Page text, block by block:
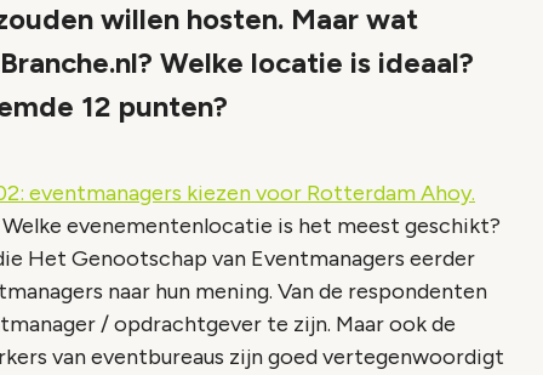
willen hosten. Maar wat
Welke locatie is ideaal?
12 punten?
eventmanagers kiezen voor Rotterdam Ahoy.
evenementenlocatie is het meest geschikt?
Het Genootschap van Eventmanagers eerder
naar hun mening. Van de respondenten
/ opdrachtgever te zijn. Maar ook de
van eventbureaus zijn goed vertegenwoordigt